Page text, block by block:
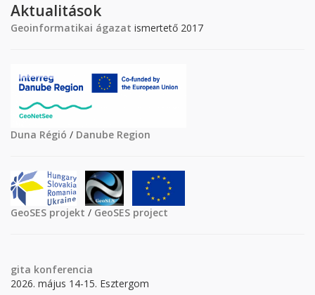
Aktualitások
Geoinformatikai ágazat ismertető 2017
Duna Régió / Danube Region
GeoSES projekt / GeoSES project
gita konferencia
2026. május 14-15. Esztergom